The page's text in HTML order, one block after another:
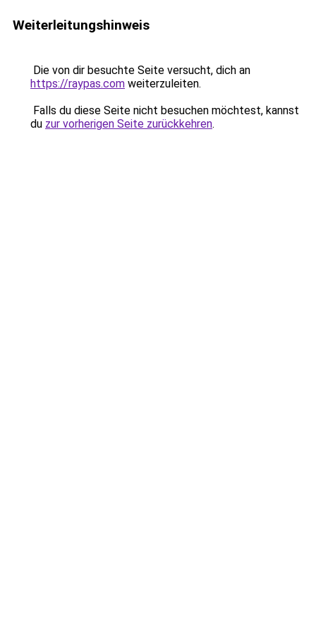
Weiterleitungshinweis
Die von dir besuchte Seite versucht, dich an
https://raypas.com weiterzuleiten.
Falls du diese Seite nicht besuchen möchtest, kannst
du zur vorherigen Seite zurückkehren.